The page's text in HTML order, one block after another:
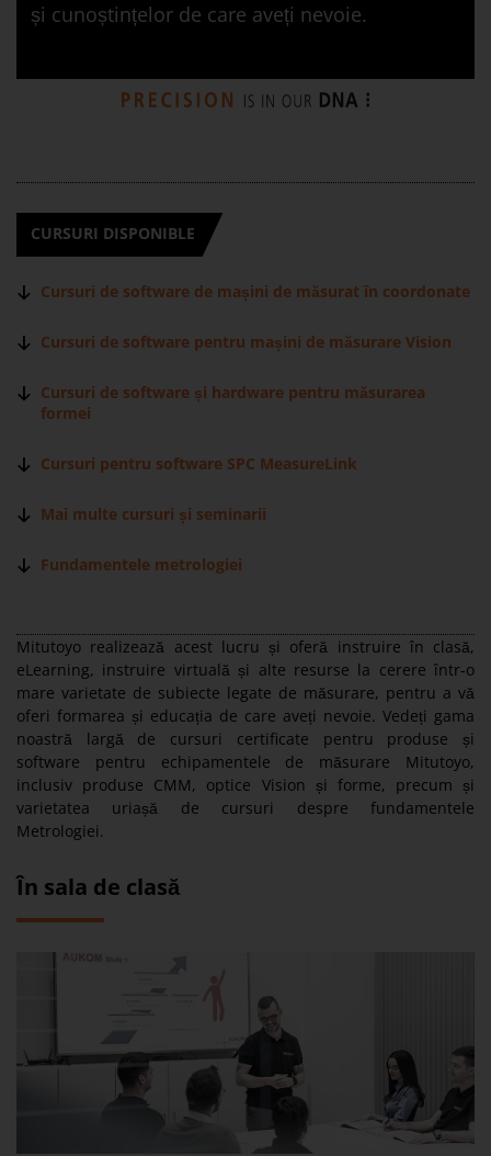
și cunoștințelor de care aveți nevoie.
CURSURI DISPONIBLE
Cursuri de software de mașini de măsurat în coordonate
Cursuri de software pentru mașini de măsurare Vision
Cursuri de software și hardware pentru măsurarea
formei
Cursuri pentru software SPC MeasureLink
Mai multe cursuri și seminarii
Fundamentele metrologiei
Mitutoyo realizează acest lucru și oferă instruire în clasă,
eLearning, instruire virtuală și alte resurse la cerere într-o
mare varietate de subiecte legate de măsurare, pentru a vă
oferi formarea și educația de care aveți nevoie. Vedeți gama
noastră largă de cursuri certificate pentru produse și
software pentru echipamentele de măsurare Mitutoyo,
inclusiv produse CMM, optice Vision și forme, precum și
varietatea uriașă de cursuri despre fundamentele
Metrologiei.
În sala de clasă